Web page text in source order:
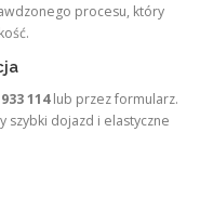
procesu, który
114lub przez formularz.
szybki dojazd i elastyczne